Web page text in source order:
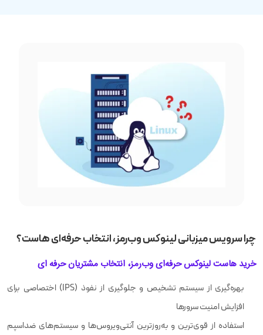
چرا سرویس میزبانی لینوکس وب‌رمز، انتخاب حرفه‌ای هاست؟
خرید هاست لینوکس حرفه‌ای وب‌رمز، انتخاب مشتریان حرفه ای
بهره‌گیری از سیستم تشخیص و جلوگیری از نفوذ (IPS) اختصاصی برای
افزایش امنیت سرورها
استفاده از قوی‌ترین و به‌روزترین آنتی‌ویروس‌ها و سیستم‌های ضداسپم